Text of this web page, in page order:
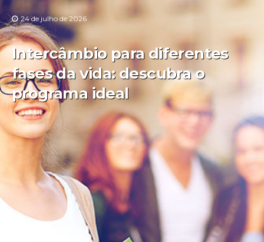
24 de julho de 2026
Intercâmbio para diferentes
fases da vida: descubra o
programa ideal